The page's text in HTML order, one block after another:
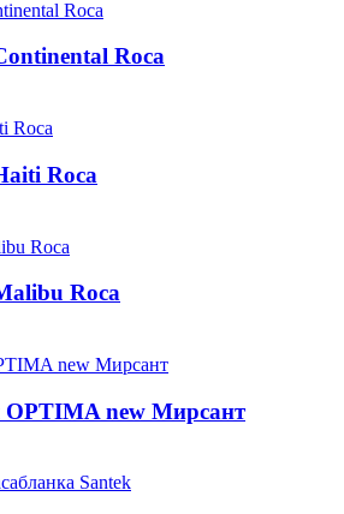
Roca
Roca
Roca
OPTIMA new Мирсант